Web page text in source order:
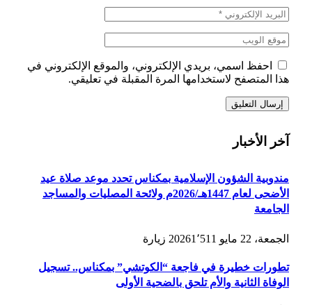
احفظ اسمي، بريدي الإلكتروني، والموقع الإلكتروني في
هذا المتصفح لاستخدامها المرة المقبلة في تعليقي.
آخر الأخبار
مندوبية الشؤون الإسلامية بمكناس تحدد موعد صلاة عيد
الأضحى لعام 1447هـ/2026م ولائحة المصليات والمساجد
الجامعة
الجمعة، 22 مايو 2026 1٬511 زيارة
تطورات خطيرة في فاجعة “الكوتشي” بمكناس.. تسجيل
الوفاة الثانية والأم تلحق بالضحية الأولى